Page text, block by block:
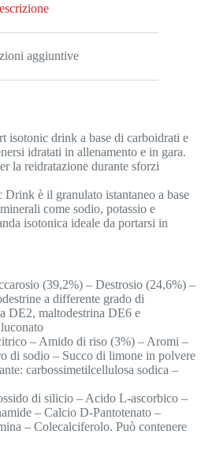
aggiuntive
isotonic drink a base di carboidrati e
idratati in allenamento e in gara.
la reidratazione durante sforzi
è il granulato istantaneo a base
come sodio, potassio e
isotonica ideale da portarsi in
(39,2%) – Destrosio (24,6%) –
a differente grado di
DE2, maltodestrina DE6 e
– Amido di riso (3%) – Aromi –
di sodio – Succo di limone in polvere
carbossimetilcellulosa sodica –
di silicio – Acido L-ascorbico –
– Calcio D-Pantotenato –
– Colecalciferolo. Può contenere